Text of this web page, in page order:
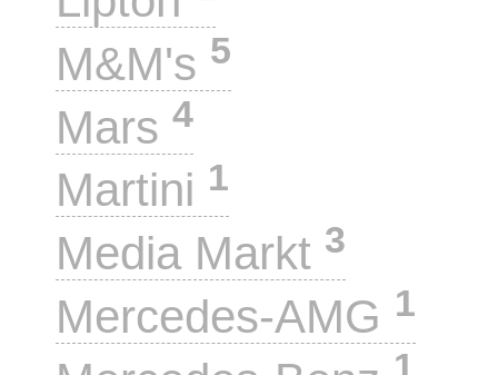
M&M's 5
Mars 4
Martini 1
Media Markt 3
Mercedes-AMG 1
1